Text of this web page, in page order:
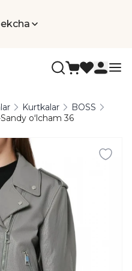
Kurtkalar
BOSS
oʻlcham 36